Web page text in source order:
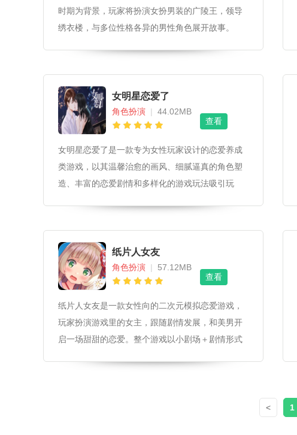
时期为背景，玩家将扮演女扮男装的广陵王，领导
绣衣楼，与多位性格各异的男性角色展开故事。
女明星恋爱了
角色扮演 |
44.02MB
查看
女明星恋爱了是一款专为女性玩家设计的恋爱养成
类游戏，以其温馨治愈的画风、细腻逼真的角色塑
造、丰富的恋爱剧情和多样化的游戏玩法吸引玩
相爱的全过程。游戏不仅提供了丰富的恋爱体验，
还融入了服饰搭配、冒险解谜等元素，增强了游戏
的趣味性和可玩性。
纸片人女友
角色扮演 |
57.12MB
查看
纸片人女友是一款女性向的二次元模拟恋爱游戏，
玩家扮演游戏里的女主，跟随剧情发展，和美男开
启一场甜甜的恋爱。整个游戏以小剧场＋剧情形式
< 1